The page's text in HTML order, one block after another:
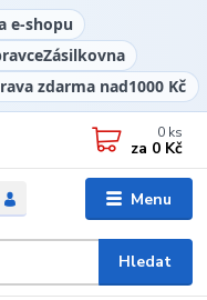
e-shopu
Zásilkovna
zdarma nad1000 Kč
Menu
Hledat
0 ks
za 0 Kč